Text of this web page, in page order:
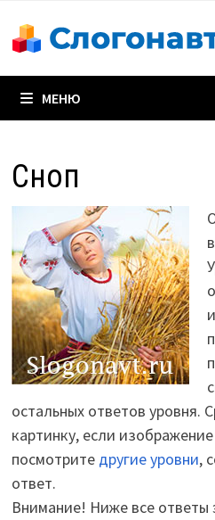
содержимому
МЕНЮ
Сноп
остальных ответов уровня.
картинку, если
посмотрите другие уровни,
ответ.
Внимание! Ниже все ответы